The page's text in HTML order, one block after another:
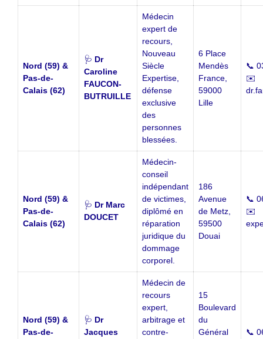
Nord (59) &
Pas-de-
Calais (62)
🩺 Dr
Caroline
FAUCON-
BUTRUILLE
Médecin
expert de
recours,
Nouveau
Siècle
Expertise,
défense
exclusive
des
personnes
blessées.
6 Place
Mendès
France,
59000
Lille
📞
✉️
Nord (59) &
Pas-de-
Calais (62)
🩺 Dr Marc
DOUCET
Médecin-
conseil
indépendant
de victimes,
diplômé en
réparation
juridique du
dommage
corporel.
186
Avenue
de Metz,
59500
Douai
📞
✉️
Nord (59) &
Pas-de-
🩺 Dr
Jacques
Médecin de
recours
expert,
arbitrage et
contre-
15
Boulevard
du
Général
📞